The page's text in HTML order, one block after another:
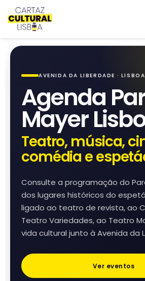
Avançar
o
AVENIDA DA LIBERDADE · LISBOA
Agenda
Mayer
Teatro, música,
comédia e
Consulte a programação do
dos lugares históricos do
ligado ao teatro de revista, ao
Teatro Variedades, ao Teatro
vida cultural junto à Avenida da
Ver eventos